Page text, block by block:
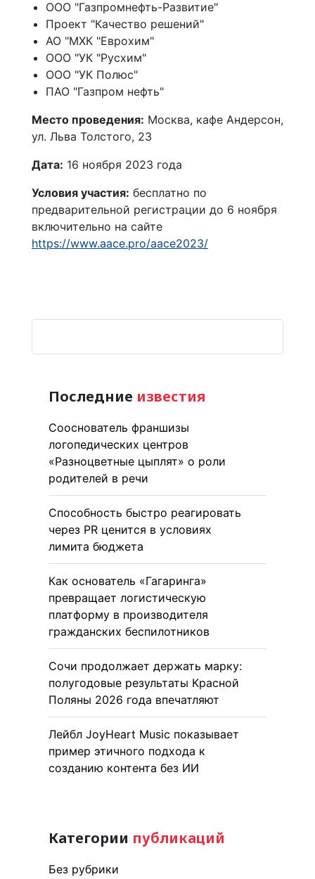
ООО "Газпромнефть-Развитие"
Проект "Качество решений"
АО "МХК "Еврохим"
ООО "УК "Русхим"
ООО "УК Полюс"
ПАО "Газпром нефть"
Место проведения: Москва, кафе Андерсон,
ул. Льва Толстого, 23
Дата: 16 ноября 2023 года
Условия участия: бесплатно по
предварительной регистрации до 6 ноября
включительно на сайте
https://www.aace.pro/aace2023/
Последние известия
Сооснователь франшизы
логопедических центров
«Разноцветные цыплят» о роли
родителей в речи
Способность быстро реагировать
через PR ценится в условиях
лимита бюджета
Как основатель «Гагаринга»
превращает логистическую
платформу в производителя
гражданских беспилотников
Сочи продолжает держать марку:
полугодовые результаты Красной
Поляны 2026 года впечатляют
Лейбл JoyHeart Music показывает
пример этичного подхода к
созданию контента без ИИ
Категории публикаций
Без рубрики